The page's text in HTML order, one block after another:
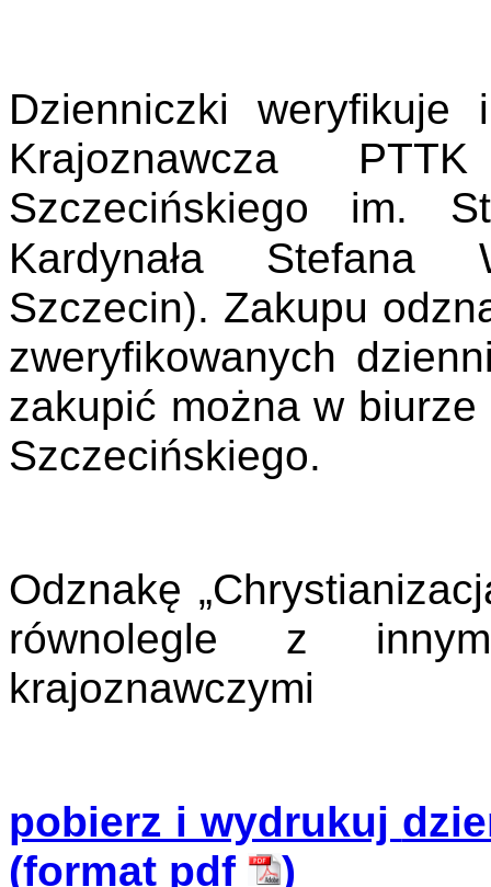
Dzienniczki
Krajoznawcza
Szczecińskiego
im.
Kardynała Stefana
Szczecin). Zakupu
zweryfikowanych
zakupić można w biurze
Szczecińskiego.
Odznakę
równolegle z
krajoznawczymi
pobierz i wydrukuj
(format pdf
)